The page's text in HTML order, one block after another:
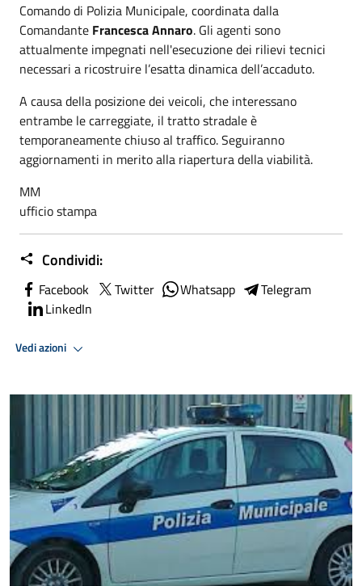
Comando di Polizia Municipale, coordinata dalla
Comandante Francesca Annaro. Gli agenti sono
attualmente impegnati nell'esecuzione dei rilievi tecnici
necessari a ricostruire l’esatta dinamica dell’accaduto.
A causa della posizione dei veicoli, che interessano
entrambe le carreggiate, il tratto stradale è
temporaneamente chiuso al traffico. Seguiranno
aggiornamenti in merito alla riapertura della viabilità.
MM
ufficio stampa
Condividi:
Facebook Twitter Whatsapp
Telegram
LinkedIn
Vedi azioni